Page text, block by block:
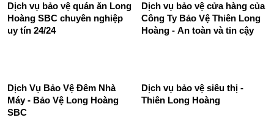
Dịch vụ bảo vệ quán ăn Long
Hoàng SBC chuyên nghiệp
uy tín 24/24
Dịch vụ bảo vệ cửa hàng của
Công Ty Bảo Vệ Thiên Long
Hoàng - An toàn và tin cậy
Dịch Vụ Bảo Vệ Đêm Nhà
Máy - Bảo Vệ Long Hoàng
SBC
Dịch vụ bảo vệ siêu thị -
Thiên Long Hoàng